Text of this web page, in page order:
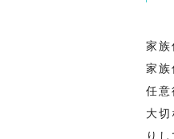
家族
家族
任意
大
り